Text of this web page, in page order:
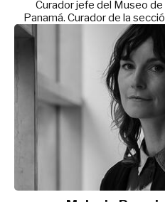
Curador jefe del Museo
Panamá. Curador de la